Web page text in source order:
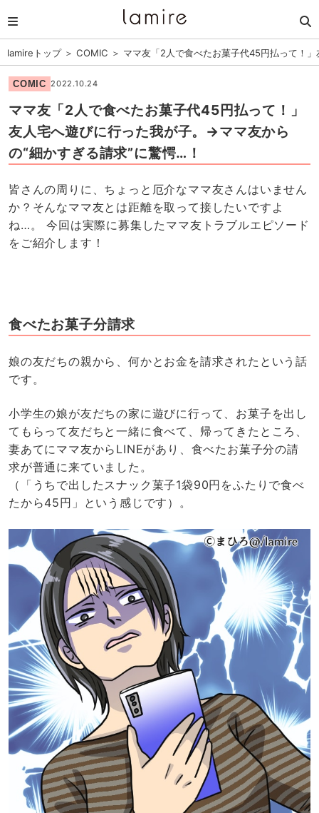
lamireトップ＞ COMIC ＞ ママ友「2人で食べたお菓子代45円払って！
COMIC 2022.10.24
ママ友「2人で食べたお菓子代45円払って！」
友人宅へ遊びに行った我が子。→ママ友から
の“細かすぎる請求”に驚愕…！
皆さんの周りに、ちょっと厄介なママ友さんはいません
か？そんなママ友とは距離を取って接したいですよ
ね…。 今回は実際に募集したママ友トラブルエピソード
をご紹介します！
食べたお菓子分請求
娘の友だちの親から、何かとお金を請求されたという話
です。
小学生の娘が友だちの家に遊びに行って、お菓子を出し
てもらって友だちと一緒に食べて、帰ってきたところ、
妻あてにママ友からLINEがあり、食べたお菓子分の請
求が普通に来ていました。
（「うちで出したスナック菓子1袋90円をふたりで食べ
たから45円」という感じです）。